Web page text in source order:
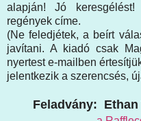
alapján! Jó
regények címe.
(Ne feledjétek, a beírt
javítani. A kiadó csak
nyertest e-mailben
jelentkezik a szerencsés,
Feladvány: Ethan